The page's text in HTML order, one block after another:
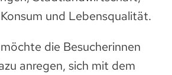
und Lebensqualität.
die Besucherinnen
anregen, sich mit dem